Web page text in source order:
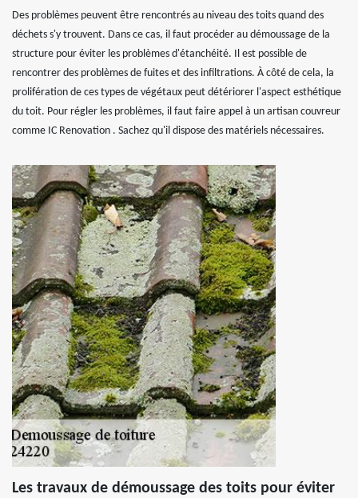
Des problèmes peuvent être rencontrés au niveau des toits quand des
déchets s'y trouvent. Dans ce cas, il faut procéder au démoussage de la
structure pour éviter les problèmes d'étanchéité. Il est possible de
rencontrer des problèmes de fuites et des infiltrations. À côté de cela, la
prolifération de ces types de végétaux peut détériorer l'aspect esthétique
du toit. Pour régler les problèmes, il faut faire appel à un artisan couvreur
comme IC Renovation . Sachez qu'il dispose des matériels nécessaires.
Les travaux de démoussage des toits pour éviter